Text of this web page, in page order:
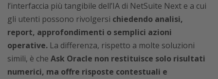
l’interfaccia più tangibile dell’IA di NetSuite Next e a cui
gli utenti possono rivolgersi chiedendo analisi,
report, approfondimenti o semplici azioni
operative. La differenza, rispetto a molte soluzioni
simili, è che Ask Oracle non restituisce solo risultati
numerici, ma offre risposte contestuali e